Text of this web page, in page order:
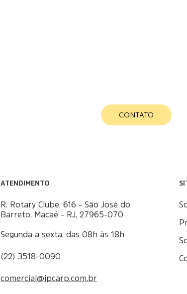
CONTATO
ATENDIMENTO
R. Rotary Clube, 616 - São José do
Barreto, Macaé - RJ, 27965-070
Segunda a sexta, das 08h às 18h
(22) 3518-0090
comercial@jpcarp.com.br